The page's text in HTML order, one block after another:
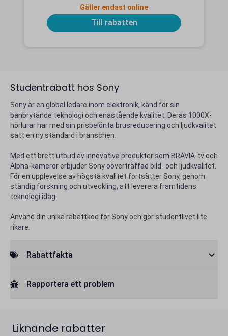
Gäller endast online
Till rabatten
Studentrabatt hos Sony
Sony är en global ledare inom elektronik, känd för sin
banbrytande teknologi och enastående kvalitet. Deras 1000X-
hörlurar har med sin prisbelönta brusreducering och ljudkvalitet
satt en ny standard i branschen.
Med ett brett utbud av innovativa produkter som BRAVIA-tv och
Alpha-kameror erbjuder Sony oöverträffad bild- och ljudkvalitet.
För en upplevelse av högsta kvalitet fortsätter Sony, genom
ständig forskning och utveckling, att leverera framtidens
teknologi idag.
Använd din unika rabattkod för Sony och gör studentlivet lite
rikare.
Rabattfakta
Rapportera ett problem
Liknande rabatter